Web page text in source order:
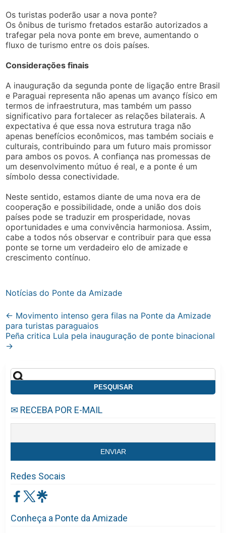
Os turistas poderão usar a nova ponte?
Os ônibus de turismo fretados estarão autorizados a
trafegar pela nova ponte em breve, aumentando o
fluxo de turismo entre os dois países.
Considerações finais
A inauguração da segunda ponte de ligação entre Brasil
e Paraguai representa não apenas um avanço físico em
termos de infraestrutura, mas também um passo
significativo para fortalecer as relações bilaterais. A
expectativa é que essa nova estrutura traga não
apenas benefícios econômicos, mas também sociais e
culturais, contribuindo para um futuro mais promissor
para ambos os povos. A confiança nas promessas de
um desenvolvimento mútuo é real, e a ponte é um
símbolo dessa conectividade.
Neste sentido, estamos diante de uma nova era de
cooperação e possibilidade, onde a união dos dois
países pode se traduzir em prosperidade, novas
oportunidades e uma convivência harmoniosa. Assim,
cabe a todos nós observar e contribuir para que essa
ponte se torne um verdadeiro elo de amizade e
crescimento contínuo.
Notícias do Ponte da Amizade
Post
navigation
← Movimento intenso gera filas na Ponte da Amizade
para turistas paraguaios
Peña critica Lula pela inauguração de ponte binacional
→
Pesquisar
por:
✉ RECEBA POR E-MAIL
Redes Socais
Conheça a Ponte da Amizade